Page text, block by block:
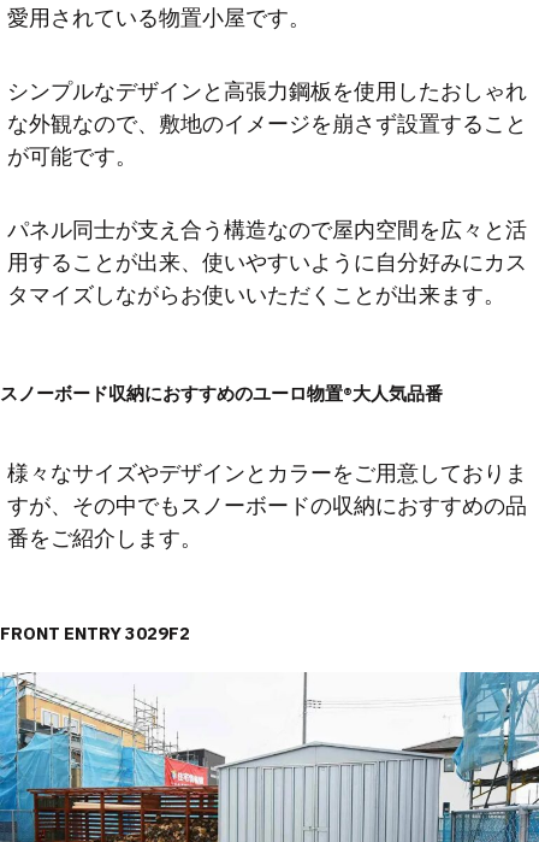
愛用されている物置小屋です。
シンプルなデザインと高張力鋼板を使用したおしゃれ
な外観なので、敷地のイメージを崩さず設置すること
が可能です。
パネル同士が支え合う構造なので屋内空間を広々と活
用することが出来、使いやすいように自分好みにカス
タマイズしながらお使いいただくことが出来ます。
スノーボード収納におすすめのユーロ物置®︎大人気品番
様々なサイズやデザインとカラーをご用意しておりま
すが、その中でもスノーボードの収納におすすめの品
番をご紹介します。
FRONT ENTRY 3029F2